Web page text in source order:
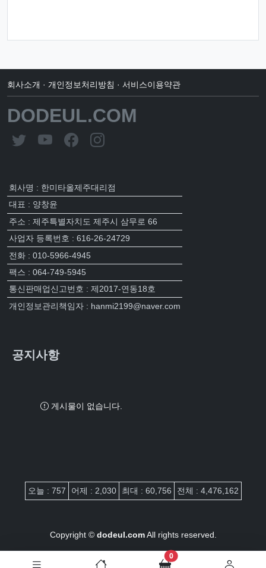
회사소개 · 개인정보처리방침 · 서비스이용약관
DODEUL.COM
회사명 : 한미타올제주대리점
대표 : 양창윤
주소 : 제주특별자치도 제주시 삼무로 66
사업자 등록번호 : 616-26-24729
전화 : 010-5966-4945
팩스 : 064-749-5945
통신판매업신고번호 : 제2017-연동18호
개인정보관리책임자 : hanmi2199@naver.com
공지사항
게시물이 없습니다.
접속자집계
오늘 : 757 어제 : 2,030 최대 : 60,756 전체 : 4,476,162
Copyright © dodeul.comAll rights reserved.
0장바구니 담은 개수